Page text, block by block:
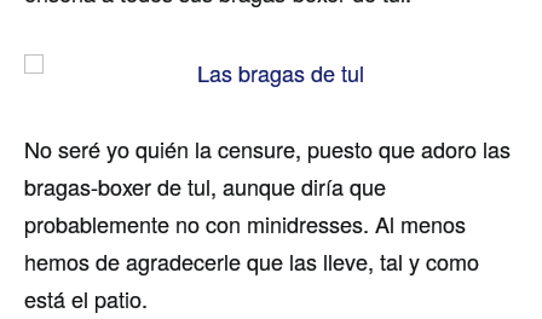
No seré yo quién la censure, puesto que adoro las
bragas-boxer de tul, aunque dirí­a que
probablemente no con minidresses. Al menos
hemos de agradecerle que las lleve, tal y como
está el patio.